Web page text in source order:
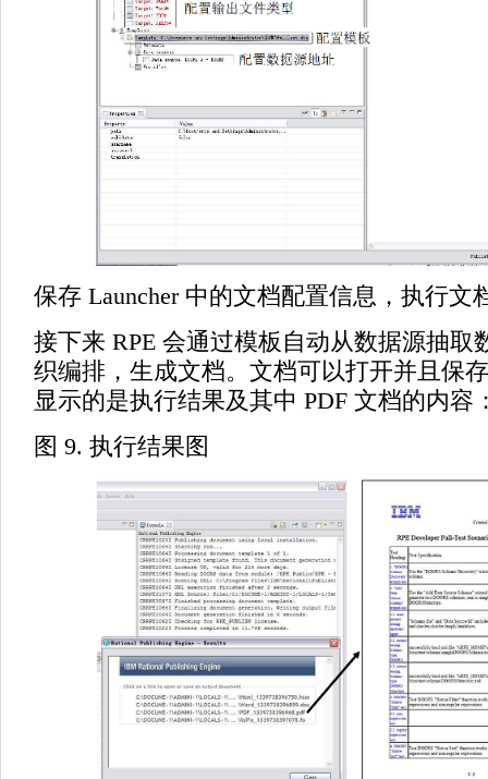
保存 Launcher 中的文档配置信息，执行文
接下来 RPE 会通过模板自动从数据源抽取
织编排，生成文档。文档可以打开并且保
显示的是执行结果及其中 PDF 文档的内容
图 9. 执行结果图